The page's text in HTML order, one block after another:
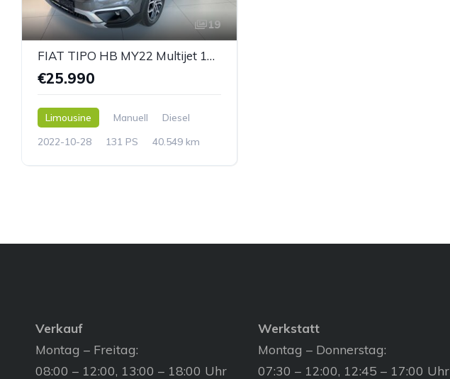
19
FIAT TIPO HB MY22 Multijet 130 CROSS
€25.990
Limousine Manuell
Diesel
2022-10-28
131 PS 40.549 km
Verkauf
Montag – Freitag:
08:00 – 12:00, 13:00 – 18:00 Uhr
Werkstatt
Montag – Donnerstag:
07:30 – 12:00, 12:45 – 17:00 Uhr